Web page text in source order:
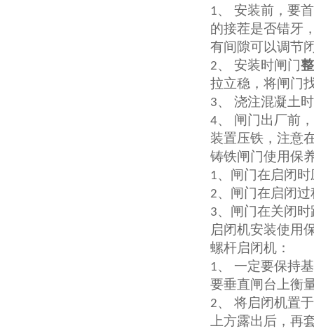
1、 安装前，要
的接茬是否错牙
有间隙可以调节
2、 安装时闸门
拉立稳，将闸门
3、 浇注混凝土
4、 闸门出厂前
装置压铁，注意
铸铁闸门使用保
1、闸门在启闭
2、闸门在启闭
3、闸门在关闭
启闭机安装使用
螺杆启闭机：
1、 一定要保持
要垂直闸台上衡
2、 将启闭机置
上方露出后，再